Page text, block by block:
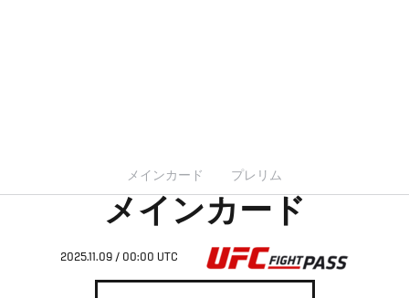
メインカード プレリム
メインカード
2025.11.09 / 00:00 UTC